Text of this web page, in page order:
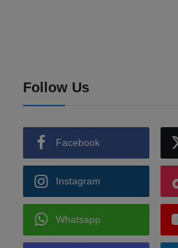
Follow Us
Facebook
Instagram
Whatsapp